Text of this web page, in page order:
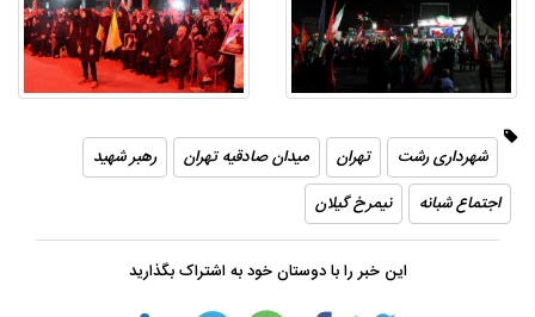
شهرداری رشت تهران میدان صادقیه تهران
رهبر شهید
اجتماع شبانه
نیمرخ گیلان
این خبر را با دوستان خود به اشتراک بگذارید